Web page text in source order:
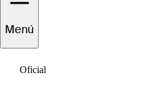
Menú
OficialRod